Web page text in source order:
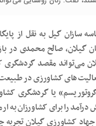
سازان گیل به نقل از
گیلان، صالح محمدی در
می تواند مقصد گردشگری
های کشاورزی در
یا گردشگری
درآمد را برای کشاورزان به
کشاورزی گیلان تجربه